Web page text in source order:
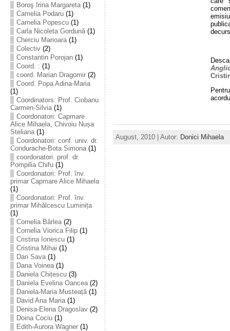
Boroş Irina Margareta(1)
Camelia Podaru(1)
Camelia Popescu(1)
Carla Nicoleta Gordună(1)
Cherciu Marioara(1)
Colectiv(2)
Constantin Porojan(1)
Coord. : (1)
coord. Marian Dragomir(2)
Coord. Popa Adina-Maria
(1)
Coordinators: Prof. Ciobanu
Carmen-Silvia(1)
Coordonatori: Capmare
Alice Mihaela, Chivoiu Nușa
Steliana(1)
Coordonatori: conf. univ. dr.
Condurache-Bota Simona(1)
coordonatori: prof. dr.
Pompilia Chifu(1)
Coordonatori: Prof. înv.
primar Capmare Alice Mihaela
(1)
Coordonatori: Prof. înv.
primar Mihălcescu Luminița
(1)
Cornelia Bârlea(2)
Cornelia Viorica Filip(1)
Cristina Ionescu(1)
Cristina Mihai (1)
Dan Sava(1)
Dana Voinea(1)
Daniela Chițescu(3)
Daniela Evelina Oancea(2)
Daniela-Maria Musteață(1)
David Ana Maria(1)
Denisa-Elena Dragoslav(2)
Doina Cociu(1)
Edith-Aurora Wagner(1)
August, 2010 | Autor: Donici Mihaela